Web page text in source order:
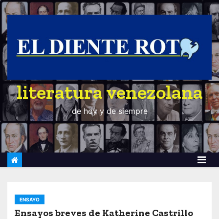
S
a
c
o
literatura venezolana
de hoy y de siempre
ENSAYO
Ensayos breves de Katherine Castrillo